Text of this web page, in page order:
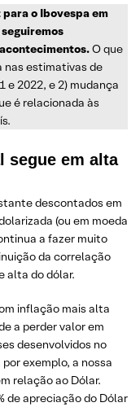
o Ibovespa em
O que
nas estimativas de
e 2022, e 2) mudança
é relacionada às
segue em alta
descontados em
(ou em moeda
a fazer muito
da correlação
alta do dólar.
inflação mais alta
a perder valor em
desenvolvidos no
exemplo, a nossa
relação ao Dólar.
de apreciação do Dólar